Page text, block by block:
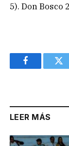
5). Don Bosco
Facebook
LEER MÁS